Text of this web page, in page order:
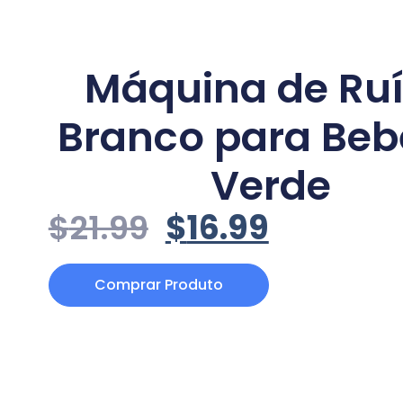
Máquina de
Branco para
Verde
$21.99 $16.99
Comprar Produto